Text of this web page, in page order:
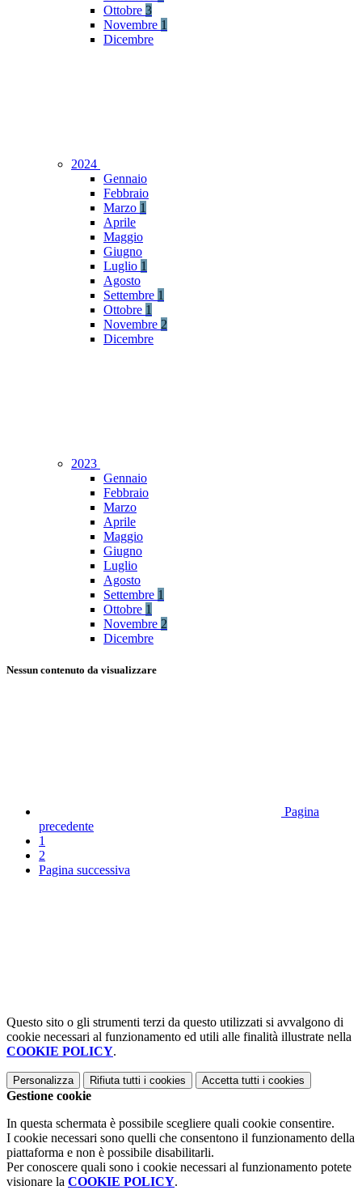
Ottobre 3
Novembre 1
Dicembre
2024
Gennaio
Febbraio
Marzo 1
Aprile
Maggio
Giugno
Luglio 1
Agosto
Settembre 1
Ottobre 1
Novembre 2
Dicembre
2023
Gennaio
Febbraio
Marzo
Aprile
Maggio
Giugno
Luglio
Agosto
Settembre 1
Ottobre 1
Novembre 2
Dicembre
Nessun contenuto da visualizzare
Pagina
precedente
1
2
Pagina successiva
Questo sito o gli strumenti terzi da questo utilizzati si avvalgono di
cookie necessari al funzionamento ed utili alle finalità illustrate nella
COOKIE POLICY.
Personalizza Rifiuta tutti i cookies Accetta tutti i cookies
Gestione cookie
In questa schermata è possibile scegliere quali cookie consentire.
I cookie necessari sono quelli che consentono il funzionamento della
piattaforma e non è possibile disabilitarli.
Per conoscere quali sono i cookie necessari al funzionamento potete
visionare la COOKIE POLICY.